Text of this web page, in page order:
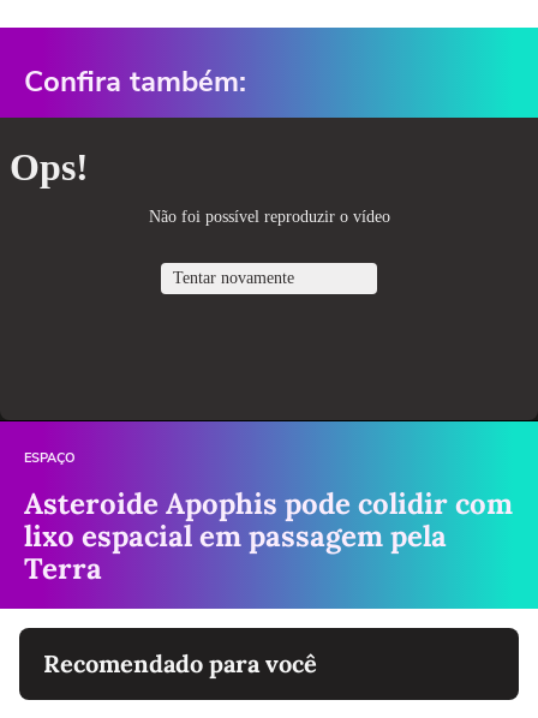
Confira também:
ESPAÇO
Asteroide Apophis pode colidir com
lixo espacial em passagem pela
Terra
Recomendado para você